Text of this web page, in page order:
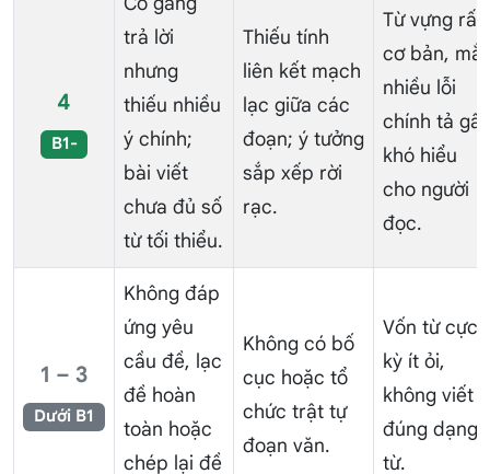
4
B1-
trả lời
nhưng
thiếu nhiều
ý chính;
bài viết
chưa đủ số
từ tối thiểu.
Thiếu tính
liên kết mạch
lạc giữa các
đoạn; ý tưởng
sắp xếp rời
rạc.
Từ vựng rất
cơ bản,
nhiều lỗi
chính tả gây
khó hiểu
cho người
đọc.
1 – 3
Dưới B1
Không đáp
ứng yêu
cầu đề, lạc
đề hoàn
toàn hoặc
chép lại đề
Không có bố
cục hoặc tổ
chức trật tự
đoạn văn.
Vốn từ cực
kỳ ít ỏi,
không viết
đúng dạng
từ.